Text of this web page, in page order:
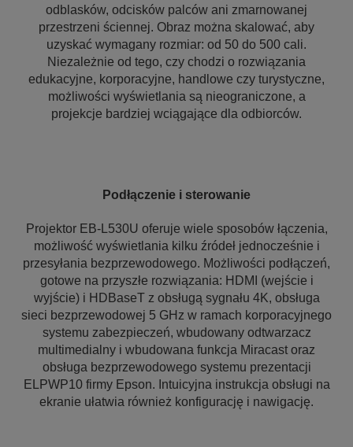
odblasków, odcisków palców ani zmarnowanej
przestrzeni ściennej. Obraz można skalować, aby
uzyskać wymagany rozmiar: od 50 do 500 cali.
Niezależnie od tego, czy chodzi o rozwiązania
edukacyjne, korporacyjne, handlowe czy turystyczne,
możliwości wyświetlania są nieograniczone, a
projekcje bardziej wciągające dla odbiorców.
Podłączenie i sterowanie
Projektor EB-L530U oferuje wiele sposobów łączenia,
możliwość wyświetlania kilku źródeł jednocześnie i
przesyłania bezprzewodowego. Możliwości podłączeń,
gotowe na przyszłe rozwiązania: HDMI (wejście i
wyjście) i HDBaseT z obsługą sygnału 4K, obsługa
sieci bezprzewodowej 5 GHz w ramach korporacyjnego
systemu zabezpieczeń, wbudowany odtwarzacz
multimedialny i wbudowana funkcja Miracast oraz
obsługa bezprzewodowego systemu prezentacji
ELPWP10 firmy Epson. Intuicyjna instrukcja obsługi na
ekranie ułatwia również konfigurację i nawigację.